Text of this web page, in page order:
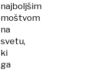
najboljšim
moštvom
na
svetu,
ki
ga